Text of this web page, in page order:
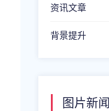
资讯文章
背景提升
图片新闻